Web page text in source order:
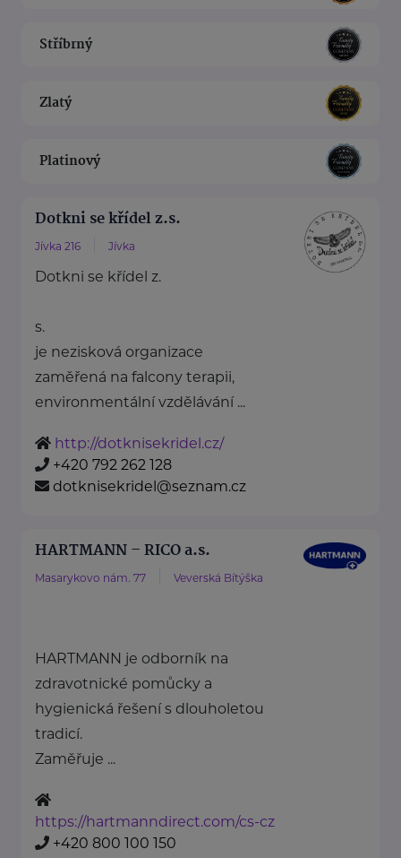
Stříbrný
Zlatý
Platinový
Dotkni se křídel z.s.
Jívka 216 Jívka
Dotkni se křídel z.
s.
je nezisková organizace
zaměřená na falcony terapii,
environmentální vzdělávání ...
http://dotknisekridel.cz/
+420 792 262 128
dotknisekridel@seznam.cz
HARTMANN – RICO a.s.
Masarykovo nám. 77 Veverská Bítýška
HARTMANN je odborník na
zdravotnické pomůcky a
hygienická řešení s dlouholetou
tradicí.
Zaměřuje ...
https://hartmanndirect.com/cs-cz
+420 800 100 150